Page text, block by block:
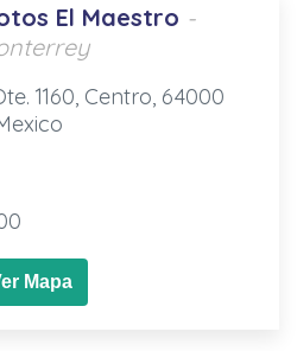
El Maestro -
1160, Centro, 64000
Mapa